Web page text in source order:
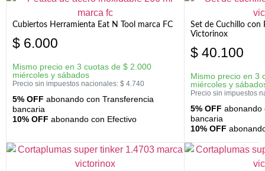
Cubiertos Herramienta Eat N Tool marca FC
$ 6.000
Mismo precio en 3 cuotas de $ 2.000
miércoles y sábados
Precio sin impuestos nacionales: $ 4.740
5% OFF abonando con Transferencia
bancaria
10% OFF abonando con Efectivo
Set de Cuchillo con
Victorinox
$ 40.100
Mismo precio en 3
miércoles y
Precio sin impuestos
5% OFF abonando
bancaria
10% OFF